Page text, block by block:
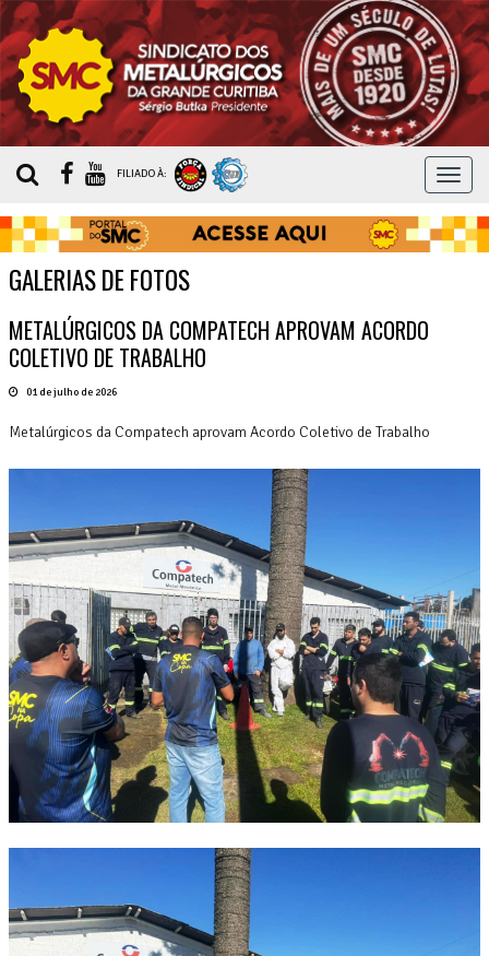
MENU
FILIADO À:
GALERIAS DE FOTOS
METALÚRGICOS DA COMPATECH APROVAM ACORDO
COLETIVO DE TRABALHO
01 de julho de 2026
Metalúrgicos da Compatech aprovam Acordo Coletivo de Trabalho